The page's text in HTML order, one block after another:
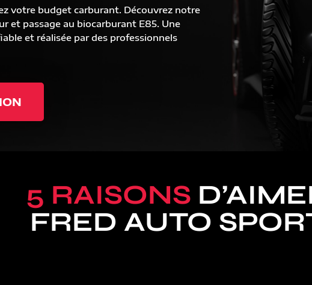
votre budget carburant. Découvrez notre
et passage au biocarburant E85. Une
et réalisée par des professionnels
5 RAISONS
FRED AUTO